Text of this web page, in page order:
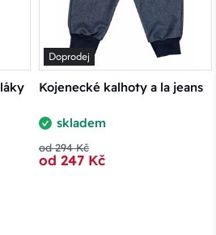
Doprodej
Kojenecké kalhoty a la jeans
skladem
od 294 Kč
od 247 Kč